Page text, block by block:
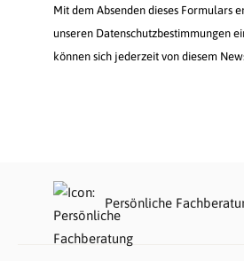
Mit dem Absenden dieses Formulars
unseren Datenschutzbestimmungen
können sich jederzeit von diesem
Persönliche